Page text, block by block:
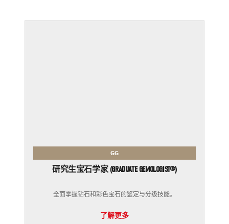
GG
研究生宝石学家 (GRADUATE GEMOLOGIST®)
全面掌握钻石和彩色宝石的鉴定与分级技能。
了解更多